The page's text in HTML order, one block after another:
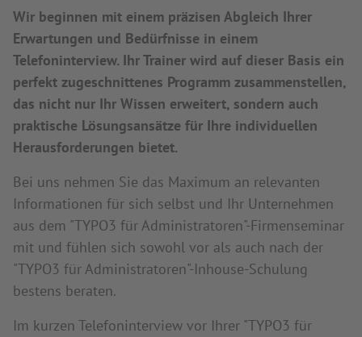
Wir beginnen mit einem präzisen Abgleich Ihrer
Erwartungen und Bedürfnisse in einem
Telefoninterview. Ihr Trainer wird auf dieser Basis ein
perfekt zugeschnittenes Programm zusammenstellen,
das nicht nur Ihr Wissen erweitert, sondern auch
praktische Lösungsansätze für Ihre individuellen
Herausforderungen bietet.
Bei uns nehmen Sie das Maximum an relevanten
Informationen für sich selbst und Ihr Unternehmen
aus dem "TYPO3 für Administratoren"-Firmenseminar
mit und fühlen sich sowohl vor als auch nach der
"TYPO3 für Administratoren"-Inhouse-Schulung
bestens beraten.
Im kurzen Telefoninterview vor Ihrer "TYPO3 für